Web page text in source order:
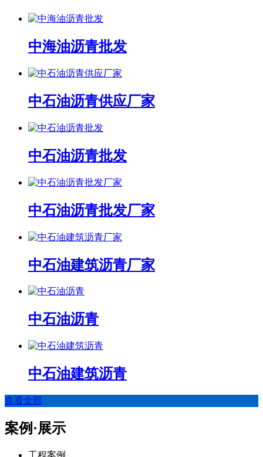
中海油沥青批发
中石油沥青供应厂家
中石油沥青批发
中石油沥青批发厂家
中石油建筑沥青厂家
中石油沥青
中石油建筑沥青
查看全部
案例·展示
工程案例